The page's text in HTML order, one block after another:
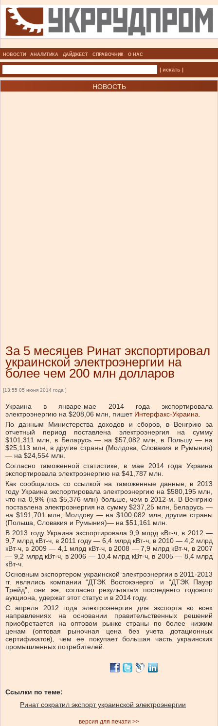
НОВОСТИ АНАЛИТИКА ДАЙДЖЕСТ СПРАВОЧНИК О НАС
| искать |
НОВОСТЬ
За 5 месяцев Ринат экспортировал
украинской электроэнергии на
более чем 200 млн долларов
[13:55 05 июня 2014 года ]
Украина в январе-мае 2014 года экспортировала
электроэнергию на $208,06 млн, пишет Интерфакс-Украина.
По данным Министерства доходов и сборов, в Венгрию за
отчетный период поставлена электроэнергия на сумму
$101,311 млн, в Беларусь — на $57,082 млн, в Польшу — на
$25,113 млн, в другие страны (Молдова, Словакия и Румыния)
— на $24,554 млн.
Согласно таможенной статистике, в мае 2014 года Украина
экспортировала электроэнергию на $41,787 млн.
Как сообщалось со ссылкой на таможенные данные, в 2013
году Украина экспортировала электроэнергию на $580,195 млн,
что на 0,9% (на $5,376 млн) больше, чем в 2012-м. В Венгрию
поставлена электроэнергия на сумму $237,25 млн, Беларусь —
на $191,701 млн, Молдову — на $100,082 млн, другие страны
(Польша, Словакия и Румыния)— на $51,161 млн.
В 2013 году Украина экспортировала 9,9 млрд кВт-ч, в 2012 —
9,7 млрд кВт-ч, в 2011 году — 6,4 млрд кВт-ч, в 2010 — 4,2 млрд
кВт-ч, в 2009 — 4,1 млрд кВт-ч, в 2008 — 7,9 млрд кВт-ч, в 2007
— 9,2 млрд кВт-ч, в 2006 — 10,4 млрд кВт-ч, в 2005 — 8,4 млрд
кВт-ч.
Основным экспортером украинской электроэнергии в 2011-2013
гг. являлись компании “ДТЭК Востокэнерго” и “ДТЭК Пауэр
Трейд”, они же, согласно результатам последнего годового
аукциона, удержат этот статус и в 2014 году.
С апреля 2012 года электроэнергия для экспорта во всех
направлениях на основании правительственных решений
приобретается на оптовом рынке страны по более низким
ценам (оптовая рыночная цена без учета дотационных
сертификатов), чем ее покупает большая часть украинских
промышленных потребителей.
Ссылки по теме:
Ринат сократил экспорт украинской электроэнергии
версия для печати >>